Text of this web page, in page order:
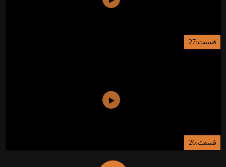
قسمت:27
قسمت:26